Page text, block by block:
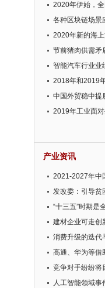
2020年伊始，
各种区块链场景
2020年新的海
节前猪肉供需矛
智能汽车行业业
2018年和2019
中国外贸稳中提
2019年工业面
产业资讯
2021-2027年中
与投资前景预测
发改委：引导贫
“十三五”时期是
建材企业可走创
消费升级的迭代
高通、华为等借
竞争对手纷纷将
如此淡定，难
人工智能领域事